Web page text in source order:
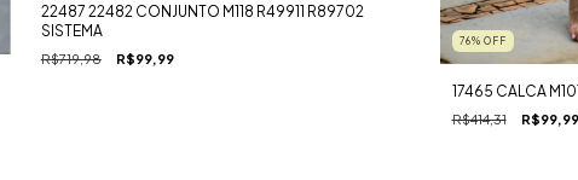
22487 22482 CONJUNTO M118 R49911 R89702
SISTEMA
R$719,98 R$99,99
76% OFF
17465 CALCA
R$414,31 R$99,99